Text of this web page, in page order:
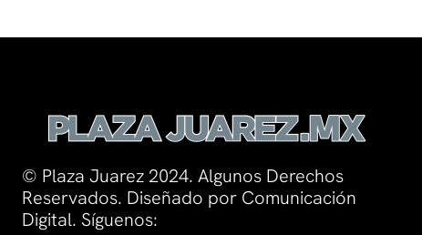
© Plaza Juarez 2024. Algunos Derechos
Reservados. Diseñado por Comunicación
Digital. Síguenos: